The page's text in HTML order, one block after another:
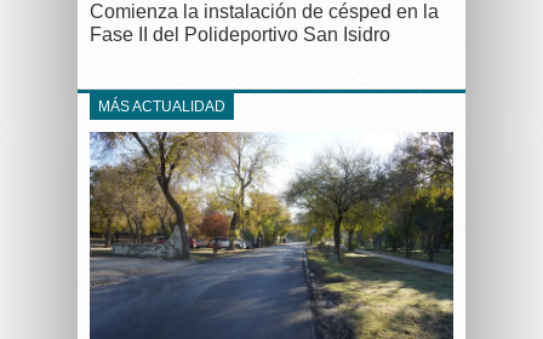
Comienza la instalación de césped en la
Fase II del Polideportivo San Isidro
MÁS ACTUALIDAD